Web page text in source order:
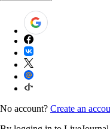
No account? Create an